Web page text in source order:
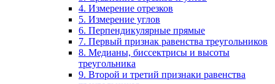
4. Измерение отрезков
5. Измерение углов
6. Перпендикулярные прямые
7. Первый признак равенства треугольников
8. Медианы, биссектрисы и высоты
треугольника
9. Второй и третий признаки равенства